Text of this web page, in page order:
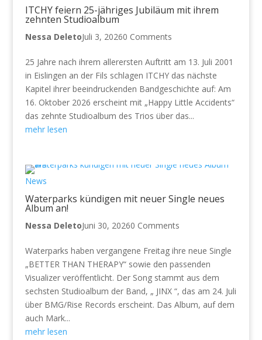
ITCHY feiern 25-jähriges Jubiläum mit ihrem
zehnten Studioalbum
Nessa DeletoJuli 3, 20260 Comments
25 Jahre nach ihrem allerersten Auftritt am 13. Juli 2001
in Eislingen an der Fils schlagen ITCHY das nächste
Kapitel ihrer beeindruckenden Bandgeschichte auf: Am
16. Oktober 2026 erscheint mit „Happy Little Accidents“
das zehnte Studioalbum des Trios über das...
mehr lesen
News
Waterparks kündigen mit neuer Single neues
Album an!
Nessa DeletoJuni 30, 20260 Comments
Waterparks haben vergangene Freitag ihre neue Single
„BETTER THAN THERAPY“ sowie den passenden
Visualizer veröffentlicht. Der Song stammt aus dem
sechsten Studioalbum der Band, „ JINX “, das am 24. Juli
über BMG/Rise Records erscheint. Das Album, auf dem
auch Mark...
mehr lesen